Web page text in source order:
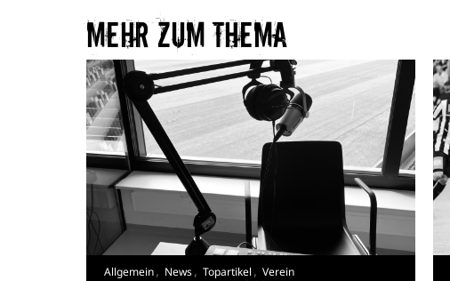
Mehr zum Thema​
Allgemein, News, Topartikel , Verein